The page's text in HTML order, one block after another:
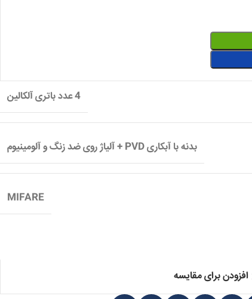
4 عدد باتری آلکالین
بدنه با آبکاری PVD + آلیاژ روی ضد زنگ و آلومینیوم
MIFARE
افزودن برای مقایسه